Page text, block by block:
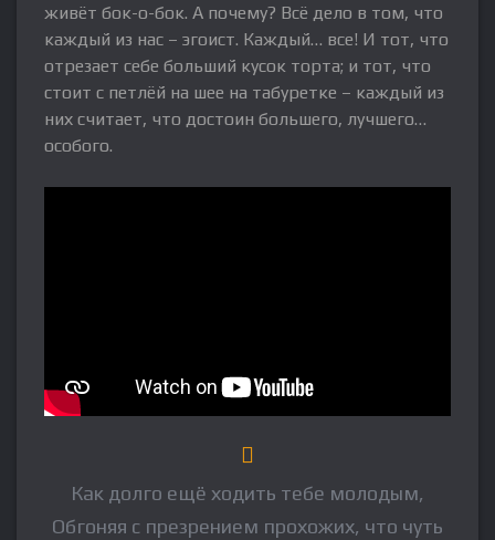
живёт бок-о-бок. А почему? Всё дело в том, что
каждый из нас – эгоист. Каждый… все! И тот, что
отрезает себе больший кусок торта; и тот, что
стоит с петлёй на шее на табуретке – каждый из
них считает, что достоин большего, лучшего…
особого.
Как долго ещё ходить тебе молодым,
Обгоняя с презрением прохожих, что чуть